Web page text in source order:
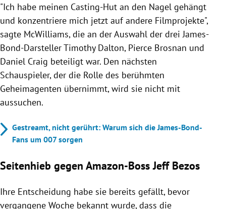
"Ich habe meinen Casting-Hut an den Nagel gehängt
und konzentriere mich jetzt auf andere Filmprojekte",
sagte McWilliams, die an der Auswahl der drei James-
Bond-Darsteller Timothy Dalton, Pierce Brosnan und
Daniel Craig beteiligt war. Den nächsten
Schauspieler, der die Rolle des berühmten
Geheimagenten übernimmt, wird sie nicht mit
aussuchen.
Gestreamt, nicht gerührt: Warum sich die James-Bond-
Fans um 007 sorgen
Seitenhieb gegen Amazon-Boss Jeff Bezos
Ihre Entscheidung habe sie bereits gefällt, bevor
vergangene Woche bekannt wurde, dass die